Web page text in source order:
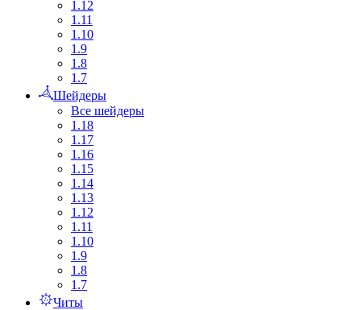
1.12
1.11
1.10
1.9
1.8
1.7
Шейдеры
Все шейдеры
1.18
1.17
1.16
1.15
1.14
1.13
1.12
1.11
1.10
1.9
1.8
1.7
Читы